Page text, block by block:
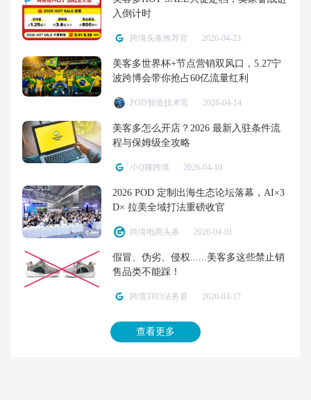
入倒计时
跨境头条推荐官 2026-04-23
美客多世界杯+节点营销双风口，5.27宁
波跨博会带你抢占60亿流量红利
POD智造技术官 2026-04-14
美客多怎么开店？2026 最新入驻条件流
程与保姆级全攻略
小Q聊跨境 2026-04-10
2026 POD 定制出海生态论坛落幕，AI×3
D× 拉美全域打法重磅收官
跨境电商头条 2026-04-01
假冒、伪劣、侵权......美客多这些禁止销
售品类不能踩！
跨境TRO法务君 2026-03-17
查看更多